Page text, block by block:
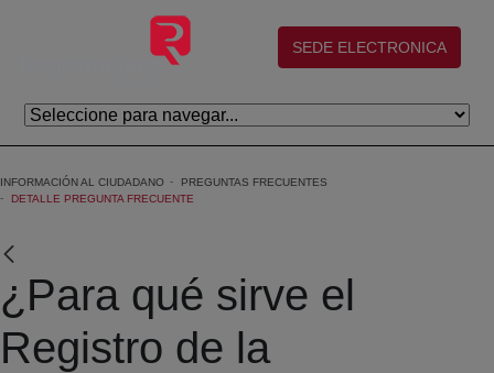
Saltar al contenido principal
(abre en nueva ventana)
SEDE ELECTRONICA
INFORMACIÓN AL CIUDADANO
PREGUNTAS FRECUENTES
DETALLE PREGUNTA FRECUENTE
¿Para qué sirve el
Registro de la